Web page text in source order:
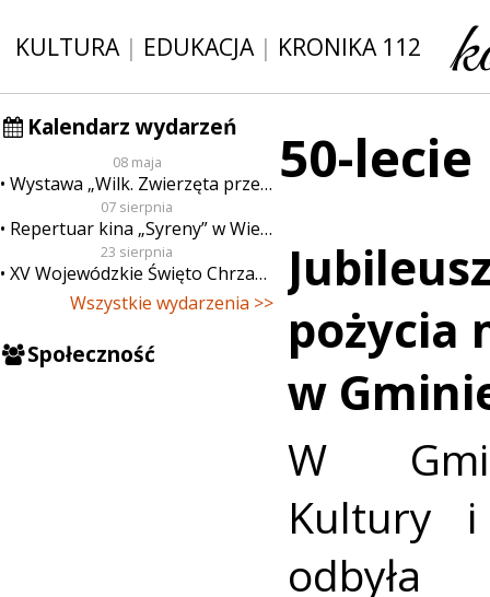
KULTURA| EDUKACJA| KRONIKA 112
Kalendarz wydarzeń
08 maja
Wystawa „Wilk. Zwierzęta przeklęte”
07 sierpnia
Repertuar kina „Syreny” w Wieluniu w dn. od 7 do 13 sierpnia
23 sierpnia
XV Wojewódzkie Święto Chrzanu
Wszystkie wydarzenia >>
Społeczność
50-
pożycia
w
W
Kultury
odbyła